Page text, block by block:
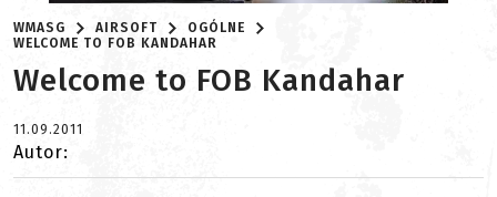
WMASG AIRSOFT
OGÓLNE
WELCOME TO FOB KANDAHAR
Welcome to FOB Kandahar
11.09.2011
Autor: